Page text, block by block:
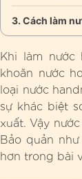
Cách làm
Khi làm nước
khoăn nước
loại nước
sự khác biệt
xuất. Vậy
Bảo quản
hơn trong bài